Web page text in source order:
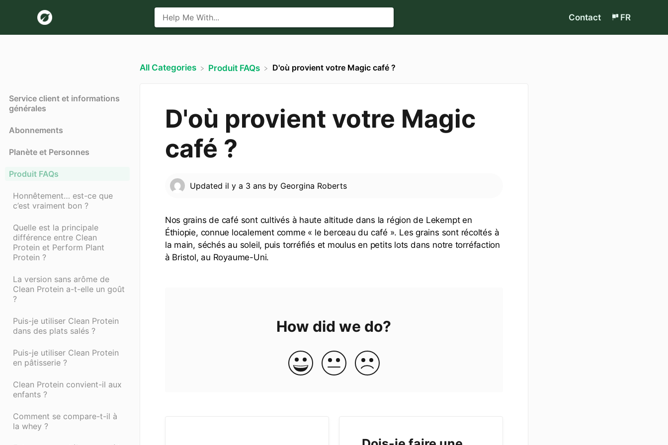
Contact FR
Service client et informations
générales
Abonnements
Planète et Personnes
Produit FAQs
Honnêtement… est-ce que
c’est vraiment bon ?
Quelle est la principale
différence entre Clean
Protein et Perform Plant
Protein ?
La version sans arôme de
Clean Protein a-t-elle un goût
?
Puis-je utiliser Clean Protein
dans des plats salés ?
Puis-je utiliser Clean Protein
en pâtisserie ?
Clean Protein convient-il aux
enfants ?
Comment se compare-t-il à
la whey ?
All Categories ​Produit FAQs D'où provient votre Magic café ?
D'où provient votre Magic
café ?
Updated il y a 3 ans by Georgina Roberts
Nos grains de café sont cultivés à haute altitude dans la région de Lekempt en
Éthiopie, connue localement comme « le berceau du café ». Les grains sont récoltés à
la main, séchés au soleil, puis torréfiés et moulus en petits lots dans notre torréfaction
à Bristol, au Royaume-Uni.
How did we do?